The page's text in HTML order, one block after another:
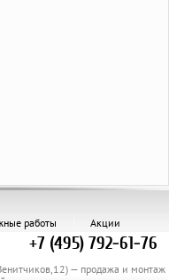
работы
Акции
+7 (495) 792-61-76
— продажа и монтаж